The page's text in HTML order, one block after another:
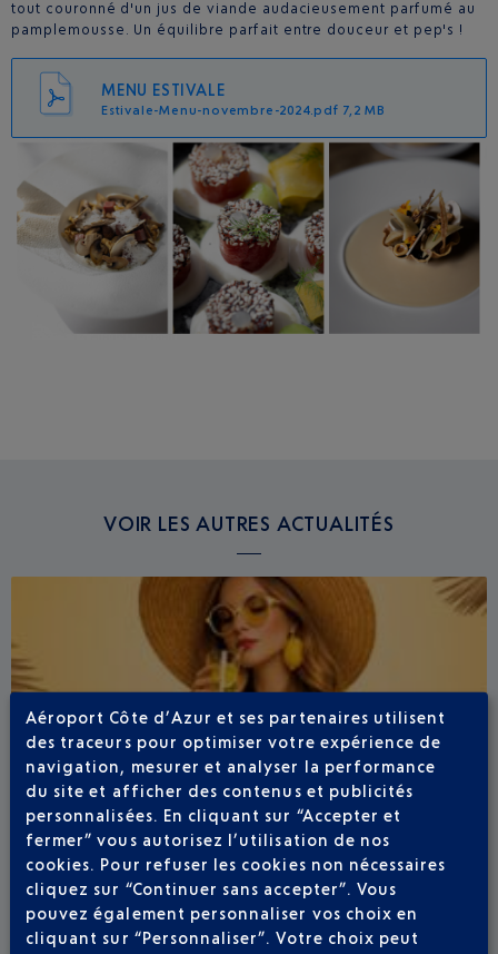
tout couronné d'un jus de viande audacieusement parfumé au
pamplemousse. Un équilibre parfait entre douceur et pep's !
MENU ESTIVALE
Estivale-Menu-novembre-2024.pdf 7,2 MB
VOIR LES AUTRES ACTUALITÉS
Aéroport Côte d’Azur et ses partenaires utilisent
des traceurs pour optimiser votre expérience de
navigation, mesurer et analyser la performance
du site et afficher des contenus et publicités
personnalisées. En cliquant sur “Accepter et
fermer” vous autorisez l’utilisation de nos
cookies. Pour refuser les cookies non nécessaires
cliquez sur “Continuer sans accepter”. Vous
pouvez également personnaliser vos choix en
cliquant sur “Personnaliser”. Votre choix peut